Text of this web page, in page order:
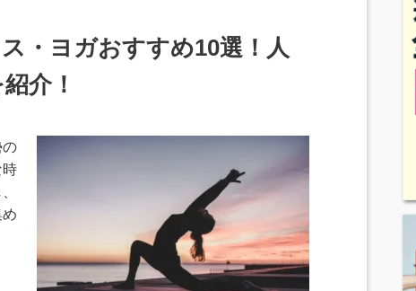
・ヨガおすすめ10選！人
介！
の
時